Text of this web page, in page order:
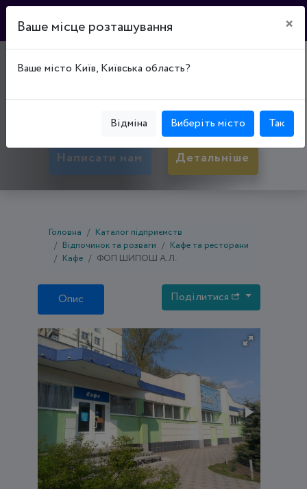
КАФЕ "ВОДОЛІЙ"
Тернівський р-н, вул. Маршака, буд. 14А
Написати нам Детальніше
Головна
Каталог підприємств
Відпочинок та розваги
Кафе та ресторани
Кафе
ФОП ШИПОШ А.Л.
Опис Поділитися
Ваше місце розташування ×
Ваше місто Київ, Київська область?
Відміна Виберіть місто Так